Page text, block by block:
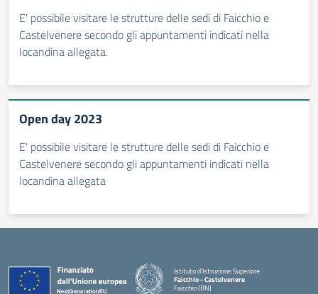
E' possibile visitare le strutture delle sedi di Faicchio e
Castelvenere secondo gli appuntamenti indicati nella
locandina allegata.
Open day 2023
E' possibile visitare le strutture delle sedi di Faicchio e
Castelvenere secondo gli appuntamenti indicati nella
locandina allegata
Istituto d'Istruzione Superiore
Faicchio - Castelvenere
Faicchio (BN)